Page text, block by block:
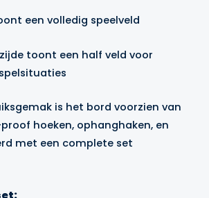
een volledig speelveld
toont een half veld voor
is het bord voorzien van
hoeken, ophanghaken, en
met een complete set